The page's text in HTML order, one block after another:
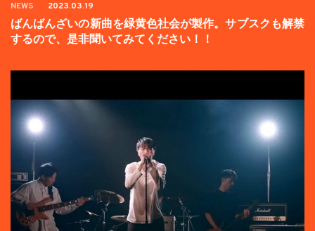
NEWS 2023.03.19
ばんばんざいの新曲を緑黄色社会が製作。サブスクも解禁
するので、是非聞いてみてください！！